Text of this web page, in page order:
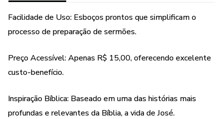
Facilidade de Uso: Esboços prontos que simplificam o
processo de preparação de sermões.
Preço Acessível: Apenas R$ 15,00, oferecendo excelente
custo-benefício.
Inspiração Bíblica: Baseado em uma das histórias mais
profundas e relevantes da Bíblia, a vida de José.